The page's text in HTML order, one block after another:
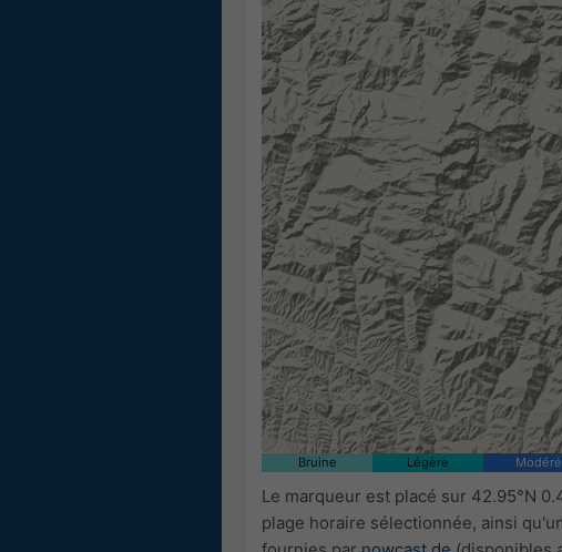
Bruine Légère Modéré
Le marqueur est placé sur 42.95°N
plage horaire sélectionnée, ainsi